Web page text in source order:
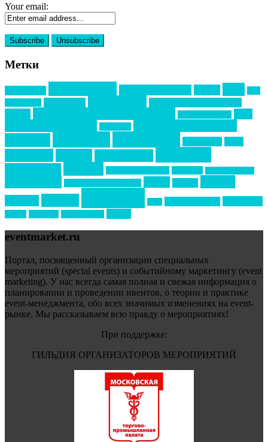
Your email:
Метки
eventmarket.ru
Портал, посвященный организации специальных
мероприятий (special events) и событийному маркетингу (event
marketing). У нас всегда самая полная и свежая информация о
планировании и проведении ивентов, о теории и практике
event-менеджмента, обо всех значимых изменениях на event-
рынке. Мы рассказываем всю правду о мероприятиях!
При поддержке:
ГИЛЬДИЯ ОРГАНИЗАТОРОВ МЕРОПРИЯТИЙ